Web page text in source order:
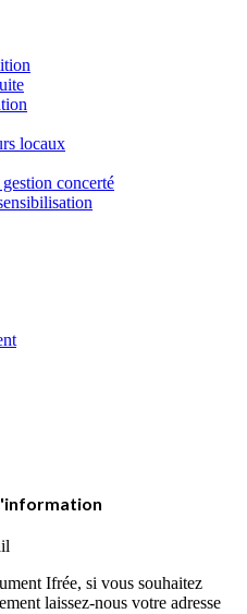
locaux
concerté
Ifrée, si vous souhaitez
laissez-nous votre adresse